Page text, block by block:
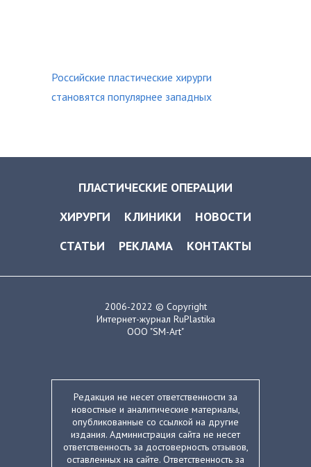
Российские пластические хирурги
становятся популярнее западных
ПЛАСТИЧЕСКИЕ ОПЕРАЦИИ
ХИРУРГИ
КЛИНИКИ
НОВОСТИ
СТАТЬИ
РЕКЛАМА КОНТАКТЫ
2006-2022 © Copyright
Интернет-журнал RuPlastika
ООО "SM-Art"
Редакция не несет ответственности за
новостные и аналитические материалы,
опубликованные со ссылкой на другие
издания. Администрация сайта не несет
ответственность за достоверность отзывов,
оставленных на сайте. Ответственность за